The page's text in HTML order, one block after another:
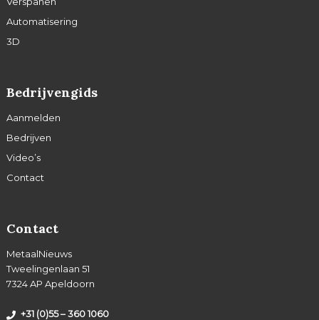
Automatisering
3D
Bedrijvengids
Aanmelden
Bedrijven
Video’s
Contact
Contact
MetaalNieuws
Tweelingenlaan 51
7324 AP Apeldoorn
+31 (0)55 – 360 1060